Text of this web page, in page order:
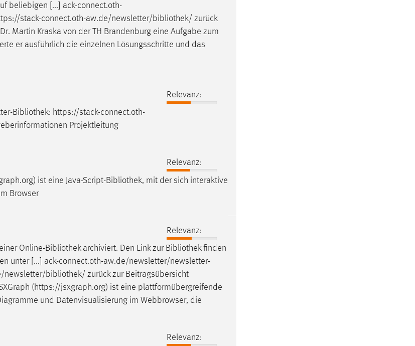
beliebigen [...] ack-connect.oth-
stack-connect.oth-aw.de/newsletter/bibliothek/ zurück
Martin Kraska von der TH Brandenburg eine Aufgabe zum
er ausführlich die einzelnen Lösungsschritte und das
Relevanz:
Bibliothek: https://stack-connect.oth-
Projektleitung
Relevanz:
ist eine Java-Script-Bibliothek, mit der sich interaktive
Browser
Relevanz:
Online-Bibliothekarchiviert. Den Link zur Bibliothekfinden
unter [...] ack-connect.oth-aw.de/newsletter/newsletter-
newsletter/bibliothek/ zurück zur Beitragsübersicht
(https://jsxgraph.org) ist eine plattformübergreifende
und Datenvisualisierung im Webbrowser, die
Relevanz: